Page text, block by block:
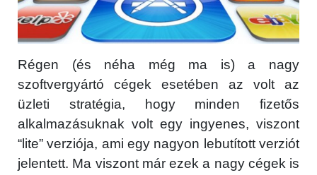
Régen (és néha még ma is) a nagy
szoftvergyártó cégek esetében az volt az
üzleti stratégia, hogy minden fizetős
alkalmazásuknak volt egy ingyenes, viszont
“lite” verziója, ami egy nagyon lebutított verziót
jelentett. Ma viszont már ezek a nagy cégek is